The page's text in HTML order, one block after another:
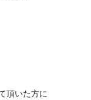
頂いた方に